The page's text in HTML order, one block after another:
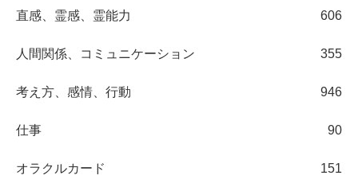
直感、霊感、霊能力 606
人間関係、コミュニケーション 355
考え方、感情、行動 946
仕事 90
オラクルカード 151